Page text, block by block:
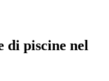
di piscine nel